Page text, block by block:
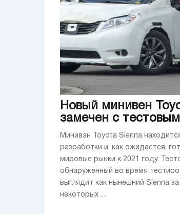
Новый минивен
замечен с
Минивэн Toyota Sienna
разработки и, как ожидается,
мировые рынки к 2021 году.
обнаруженный во время
выглядит как нынешний Sienna
некоторых ...